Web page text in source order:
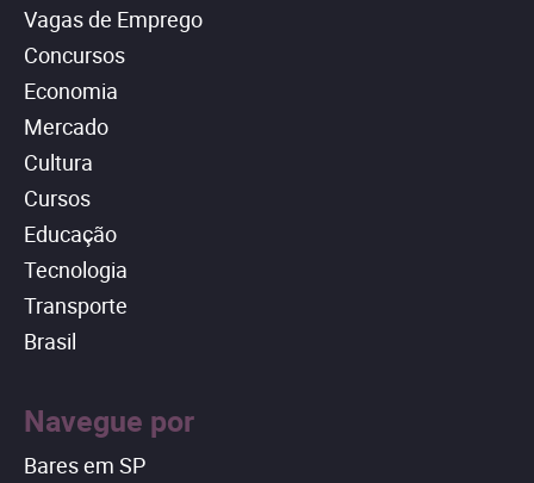
Vagas de Emprego
Concursos
Economia
Mercado
Cultura
Cursos
Educação
Tecnologia
Transporte
Brasil
Navegue por
Bares em SP